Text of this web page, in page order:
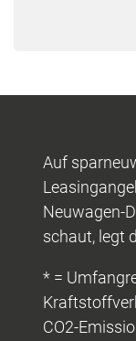
Auf
Neuwagen-
schaut, legt
* =
CO2-